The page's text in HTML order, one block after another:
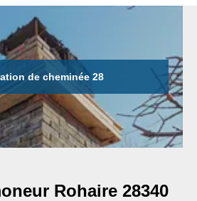
de cheminée 28
Rohaire 28340